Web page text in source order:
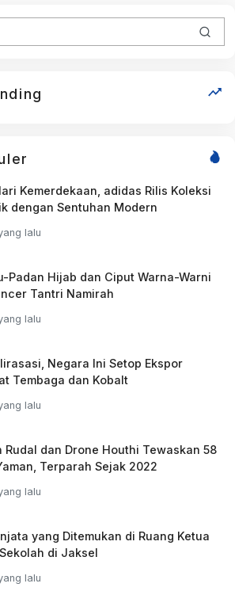
Kemerdekaan, adidas Rilis Koleksi
dengan Sentuhan Modern
lalu
Padan Hijab dan Ciput Warna-Warni
Tantri Namirah
lalu
Negara Ini Setop Ekspor
Tembaga dan Kobalt
lalu
Rudal dan Drone Houthi Tewaskan 58
Terparah Sejak 2022
lalu
yang Ditemukan di Ruang Ketua
di Jaksel
lalu